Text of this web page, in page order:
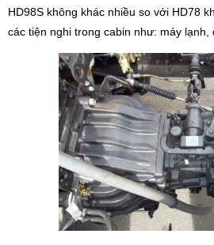
HD98S không khác nhiều so với HD78
các tiện nghi trong cabin như: máy lạnh,